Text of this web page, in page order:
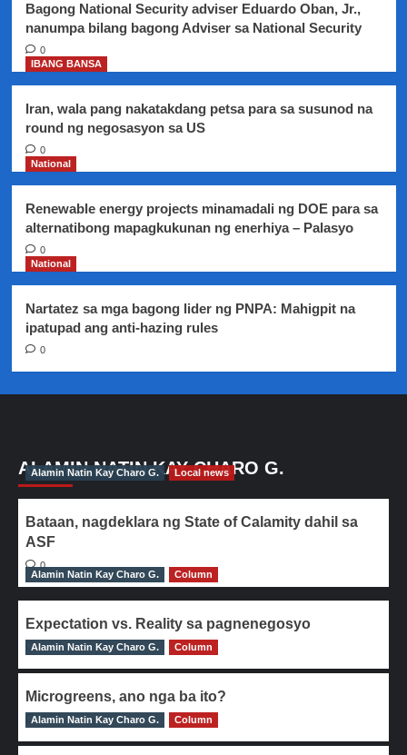
ng
39th
Prevention
and
Rehabilitation
Week.
Bagong National Security adviser Eduardo Oban, Jr.,
nanumpa bilang bagong Adviser sa National Security
0
IBANG BANSA
Iran, wala pang nakatakdang petsa para sa susunod na
round ng negosasyon sa US
0
National
Renewable energy projects minamadali ng DOE para sa
alternatibong mapagkukunan ng enerhiya – Palasyo
0
National
Nartatez sa mga bagong lider ng PNPA: Mahigpit na
ipatupad ang anti-hazing rules
0
ALAMIN NATIN KAY CHARO G.
Alamin Natin Kay Charo G. Local news
Bataan, nagdeklara ng State of Calamity dahil sa
ASF
0
Alamin Natin Kay Charo G.
Column
Expectation vs. Reality sa pagnenegosyo
0
Alamin Natin Kay Charo G. Column
Microgreens, ano nga ba ito?
0
Alamin Natin Kay Charo G. Column